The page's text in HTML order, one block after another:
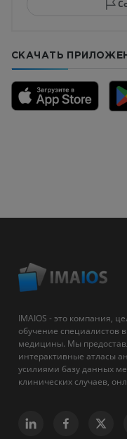
СКАЧАТЬ
IMAIOS - это компания,
обучение специалистов
медицины. Мы
интерактивные атласы
усилиями базу данных
клинических случаев,